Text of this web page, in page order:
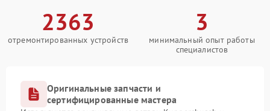
2363
отремонтированных устройств
3
минимальный опыт работы
специалистов
Оригинальные запчасти и
сертифицированные мастера